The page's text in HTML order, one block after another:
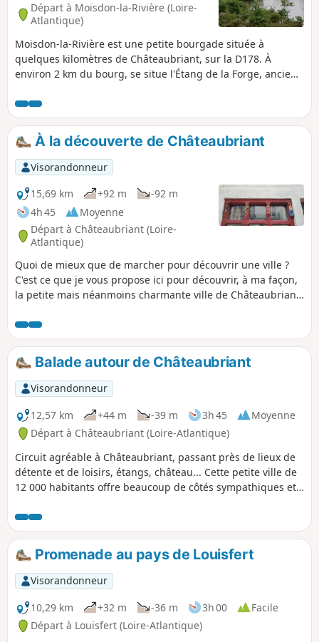
Départ à Moisdon-la-Rivière (Loire-
Atlantique)
Moisdon-la-Rivière est une petite bourgade située à
quelques kilomètres de Châteaubriant, sur la D178. À
environ 2 km du bourg, se situe l'Étang de la Forge, ancien
restauration, et un bel étang entouré de rochers schisteux.
Le parcours autour de ce site est très agréable et ouvert à
tous d'avril à septembre (voir les dates précises chaque
année). L'étang est alimenté par la Rivière le Don. Le circuit
se déroule entre étang et rivière, de façon très agréable.
À la découverte de Châteaubriant
Visorandonneur
15,69 km
+92 m
-92 m
4h 45
Moyenne
Départ à Châteaubriant (Loire-
Atlantique)
Quoi de mieux que de marcher pour découvrir une ville ?
C'est ce que je vous propose ici pour découvrir, à ma façon,
la petite mais néanmoins charmante ville de Châteaubriant.
Balade autour de Châteaubriant
Visorandonneur
12,57 km
+44 m -39 m 3h 45
Moyenne
Départ à Châteaubriant (Loire-Atlantique)
Circuit agréable à Châteaubriant, passant près de lieux de
détente et de loisirs, étangs, château... Cette petite ville de
12 000 habitants offre beaucoup de côtés sympathiques et
Promenade au pays de Louisfert
Visorandonneur
10,29 km
+32 m -36 m 3h 00
Facile
Départ à Louisfert (Loire-Atlantique)